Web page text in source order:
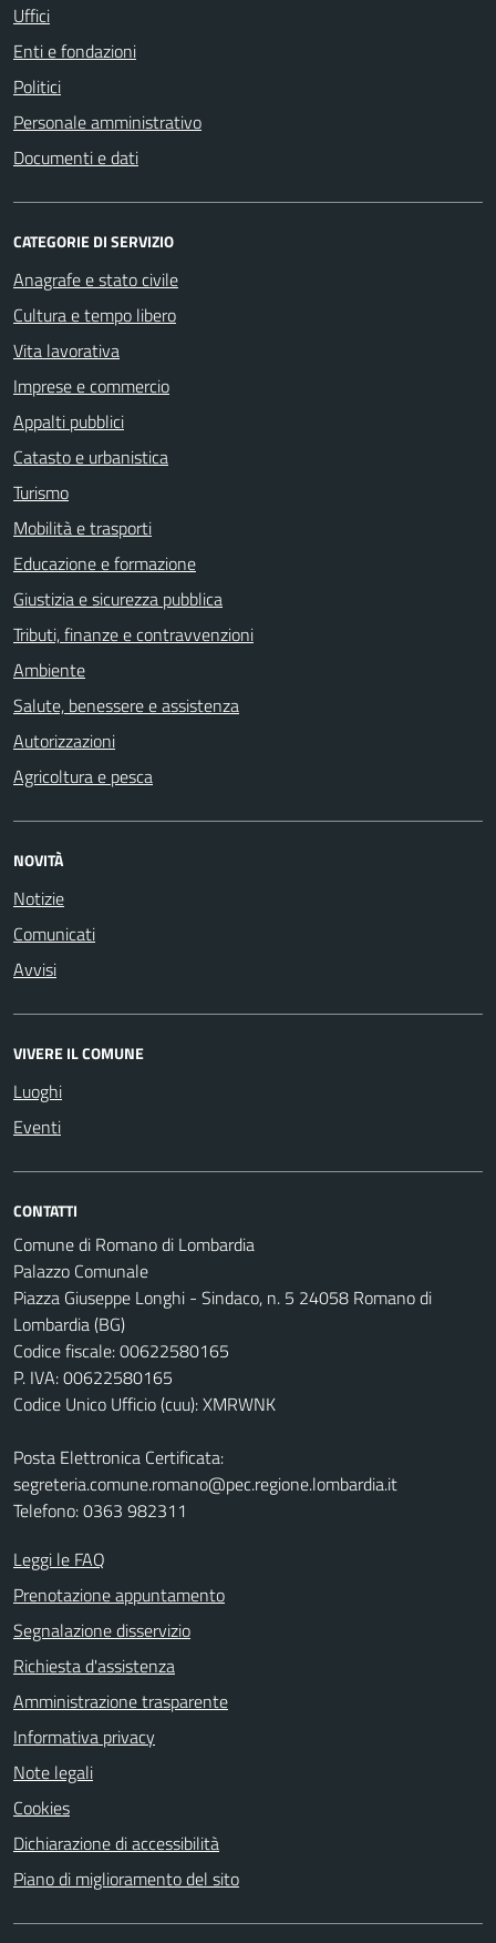
Uffici
Enti e fondazioni
Politici
Personale amministrativo
Documenti e dati
CATEGORIE DI SERVIZIO
Anagrafe e stato civile
Cultura e tempo libero
Vita lavorativa
Imprese e commercio
Appalti pubblici
Catasto e urbanistica
Turismo
Mobilità e trasporti
Educazione e formazione
Giustizia e sicurezza pubblica
Tributi, finanze e contravvenzioni
Ambiente
Salute, benessere e assistenza
Autorizzazioni
Agricoltura e pesca
NOVITÀ
Notizie
Comunicati
Avvisi
VIVERE IL COMUNE
Luoghi
Eventi
CONTATTI
Comune di Romano di Lombardia
Palazzo Comunale
Piazza Giuseppe Longhi - Sindaco, n. 5 24058 Romano di
Lombardia (BG)
Codice fiscale: 00622580165
P. IVA: 00622580165
Codice Unico Ufficio (cuu): XMRWNK
Posta Elettronica Certificata:
segreteria.comune.romano@pec.regione.lombardia.it
Telefono: 0363 982311
Leggi le FAQ
Prenotazione appuntamento
Segnalazione disservizio
Richiesta d'assistenza
Amministrazione trasparente
Informativa privacy
Note legali
Cookies
Dichiarazione di accessibilità
Piano di miglioramento del sito